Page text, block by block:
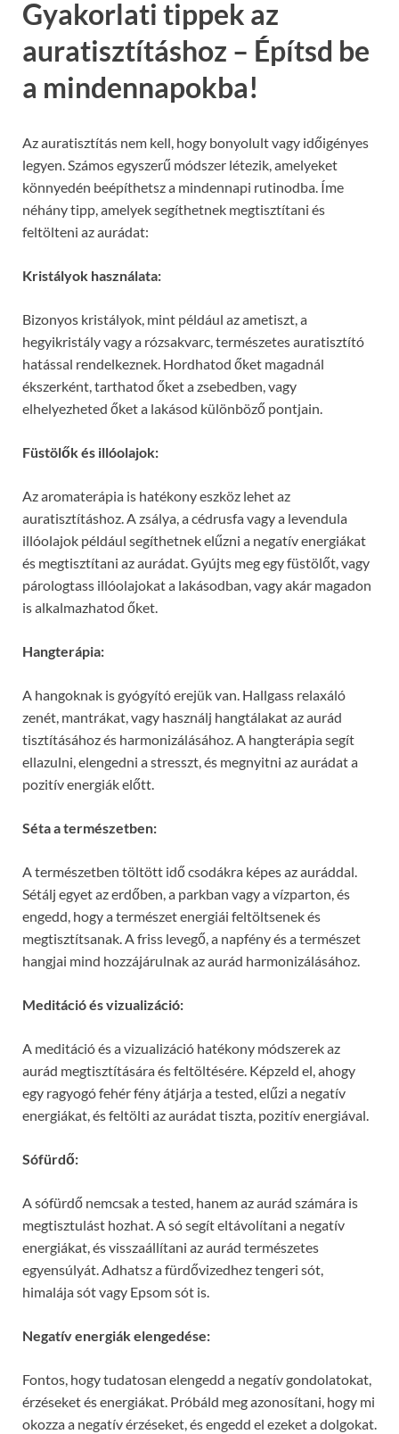
Gyakorlati tippek az
auratisztításhoz – Építsd be
a mindennapokba!
Az auratisztítás nem kell, hogy bonyolult vagy időigényes
legyen. Számos egyszerű módszer létezik, amelyeket
könnyedén beépíthetsz a mindennapi rutinodba. Íme
néhány tipp, amelyek segíthetnek megtisztítani és
feltölteni az aurádat:
Kristályok használata:
Bizonyos kristályok, mint például az ametiszt, a
hegyikristály vagy a rózsakvarc, természetes auratisztító
hatással rendelkeznek. Hordhatod őket magadnál
ékszerként, tarthatod őket a zsebedben, vagy
elhelyezheted őket a lakásod különböző pontjain.
Füstölők és illóolajok:
Az aromaterápia is hatékony eszköz lehet az
auratisztításhoz. A zsálya, a cédrusfa vagy a levendula
illóolajok például segíthetnek elűzni a negatív energiákat
és megtisztítani az aurádat. Gyújts meg egy füstölőt, vagy
párologtass illóolajokat a lakásodban, vagy akár magadon
is alkalmazhatod őket.
Hangterápia:
A hangoknak is gyógyító erejük van. Hallgass relaxáló
zenét, mantrákat, vagy használj hangtálakat az aurád
tisztításához és harmonizálásához. A hangterápia segít
ellazulni, elengedni a stresszt, és megnyitni az aurádat a
pozitív energiák előtt.
Séta a természetben:
A természetben töltött idő csodákra képes az auráddal.
Sétálj egyet az erdőben, a parkban vagy a vízparton, és
engedd, hogy a természet energiái feltöltsenek és
megtisztítsanak. A friss levegő, a napfény és a természet
hangjai mind hozzájárulnak az aurád harmonizálásához.
Meditáció és vizualizáció:
A meditáció és a vizualizáció hatékony módszerek az
aurád megtisztítására és feltöltésére. Képzeld el, ahogy
egy ragyogó fehér fény átjárja a tested, elűzi a negatív
energiákat, és feltölti az aurádat tiszta, pozitív energiával.
Sófürdő:
A sófürdő nemcsak a tested, hanem az aurád számára is
megtisztulást hozhat. A só segít eltávolítani a negatív
energiákat, és visszaállítani az aurád természetes
egyensúlyát. Adhatsz a fürdővizedhez tengeri sót,
himalája sót vagy Epsom sót is.
Negatív energiák elengedése:
Fontos, hogy tudatosan elengedd a negatív gondolatokat,
érzéseket és energiákat. Próbáld meg azonosítani, hogy mi
okozza a negatív érzéseket, és engedd el ezeket a dolgokat.